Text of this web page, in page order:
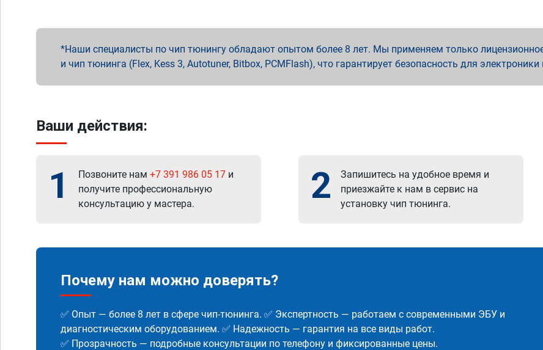
Наши специалисты по чип тюнингу обладают опытом более 8 лет. Мы применяем только
и чип тюнинга (Flex, Kess 3, Autotuner, Bitbox, PCMFlash), что гарантирует безопасность для
Ваши действия:
1 Позвоните нам +7 391 986 05 17 и
получите профессиональную
консультацию у мастера.
2
Запишитесь на удобное время и
приезжайте к нам в сервис на
установку чип тюнинга.
Почему нам можно доверять?
✅ Опыт — более 8 лет в сфере чип-тюнинга. ✅ Экспертность — работаем с современными ЭБУ и
диагностическим оборудованием. ✅ Надежность — гарантия на все виды работ.
✅ Прозрачность — подробные консультации по телефону и фиксированные цены.